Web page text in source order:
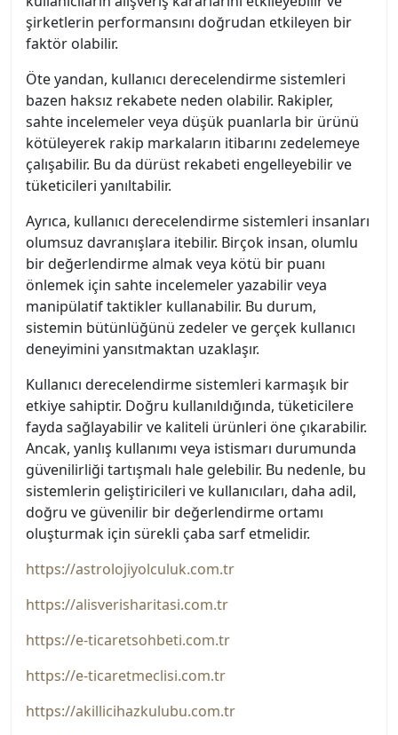
şirketlerin performansını doğrudan etkileyen bir
faktör olabilir.
Öte yandan, kullanıcı derecelendirme sistemleri
bazen haksız rekabete neden olabilir. Rakipler,
sahte incelemeler veya düşük puanlarla bir ürünü
kötüleyerek rakip markaların itibarını zedelemeye
çalışabilir. Bu da dürüst rekabeti engelleyebilir ve
tüketicileri yanıltabilir.
Ayrıca, kullanıcı derecelendirme sistemleri insanları
olumsuz davranışlara itebilir. Birçok insan, olumlu
bir değerlendirme almak veya kötü bir puanı
önlemek için sahte incelemeler yazabilir veya
manipülatif taktikler kullanabilir. Bu durum,
sistemin bütünlüğünü zedeler ve gerçek kullanıcı
deneyimini yansıtmaktan uzaklaşır.
Kullanıcı derecelendirme sistemleri karmaşık bir
etkiye sahiptir. Doğru kullanıldığında, tüketicilere
fayda sağlayabilir ve kaliteli ürünleri öne çıkarabilir.
Ancak, yanlış kullanımı veya istismarı durumunda
güvenilirliği tartışmalı hale gelebilir. Bu nedenle, bu
sistemlerin geliştiricileri ve kullanıcıları, daha adil,
doğru ve güvenilir bir değerlendirme ortamı
oluşturmak için sürekli çaba sarf etmelidir.
https://astrolojiyolculuk.com.tr
https://alisverisharitasi.com.tr
https://e-ticaretsohbeti.com.tr
https://e-ticaretmeclisi.com.tr
https://akillicihazkulubu.com.tr